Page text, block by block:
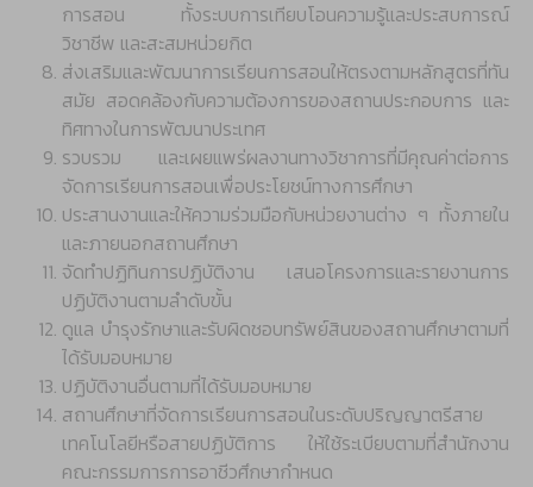
การสอน ทั้งระบบการเทียบโอนความรู้และประสบการณ์
วิชาชีพ และสะสมหน่วยกิต
ส่งเสริมและพัฒนาการเรียนการสอนให้ตรงตามหลักสูตรที่ทัน
สมัย สอดคล้องกับความต้องการของสถานประกอบการ และ
ทิศทางในการพัฒนาประเทศ
รวบรวม และเผยแพร่ผลงานทางวิชาการที่มีคุณค่าต่อการ
จัดการเรียนการสอนเพื่อประโยชน์ทางการศึกษา
ประสานงานและให้ความร่วมมือกับหน่วยงานต่าง ๆ ทั้งภายใน
และภายนอกสถานศึกษา
จัดทำปฏิทินการปฏิบัติงาน เสนอโครงการและรายงานการ
ปฏิบัติงานตามลำดับขั้น
ดูแล บำรุงรักษาและรับผิดชอบทรัพย์สินของสถานศึกษาตามที่
ได้รับมอบหมาย
ปฏิบัติงานอื่นตามที่ได้รับมอบหมาย
สถานศึกษาที่จัดการเรียนการสอนในระดับปริญญาตรีสาย
เทคโนโลยีหรือสายปฏิบัติการ ให้ใช้ระเบียบตามที่สำนักงาน
คณะกรรมการการอาชีวศึกษากำหนด